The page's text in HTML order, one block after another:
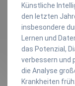
Künstliche
den letzten
insbesondere
Lernen und
das Potenzial,
verbessern und
die Analyse
Krankheiten